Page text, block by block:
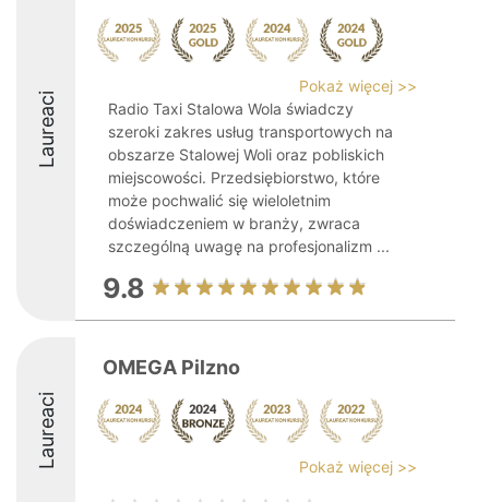
Laureaci
Pokaż więcej >>
Radio Taxi Stalowa Wola świadczy
szeroki zakres usług transportowych na
obszarze Stalowej Woli oraz pobliskich
miejscowości. Przedsiębiorstwo, które
może pochwalić się wieloletnim
doświadczeniem w branży, zwraca
szczególną uwagę na profesjonalizm ...
9.8
Laureaci
OMEGA Pilzno
Pokaż więcej >>